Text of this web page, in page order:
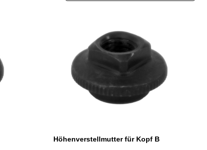
Höhenverstellmutter für Kopf B